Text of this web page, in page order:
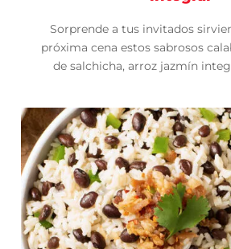
Sorprende a tus invitados
próxima cena estos sabrosos
de salchicha, arroz jazmín